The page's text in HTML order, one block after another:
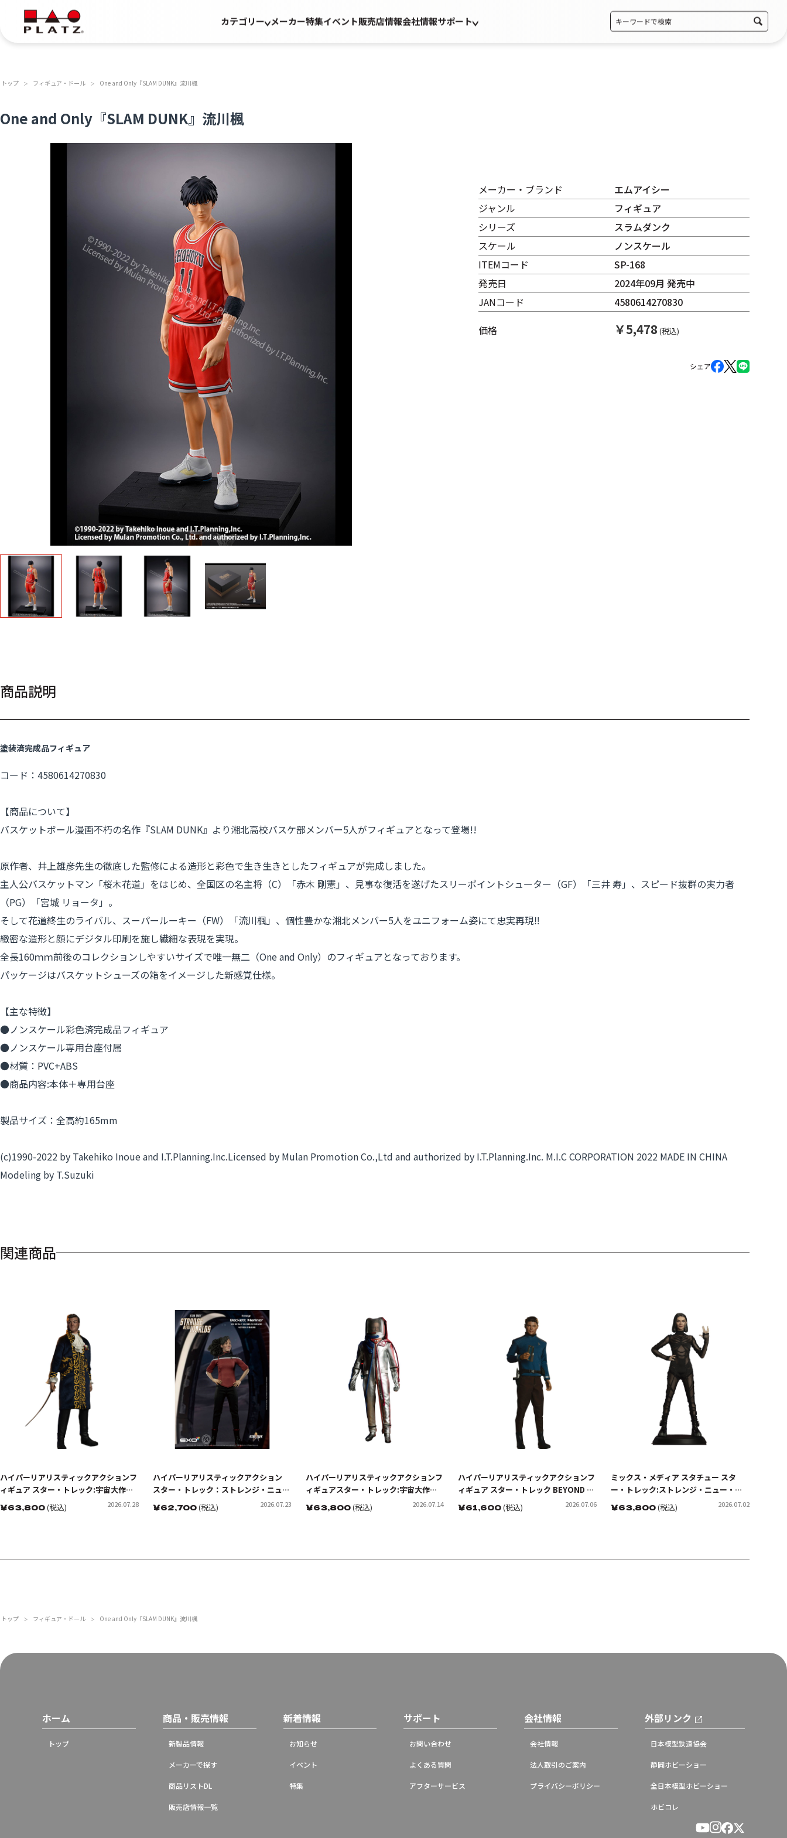
カテゴリー メーカー特集イベント販売店情報会社情報サポート
トップ ＞ フィギュア・ドール ＞ One and Only『SLAM DUNK』流川楓
One and Only『SLAM DUNK』流川楓
メーカー・ブランド
エムアイシー
ジャンル
フィギュア
シリーズ
スラムダンク
スケール
ノンスケール
ITEMコード
SP-168
発売日
2024年09月 発売中
JANコード
4580614270830
価格
￥5,478 (税込)
シェア
商品説明
塗装済完成品フィギュア
コード：4580614270830
【商品について】
バスケットボール漫画不朽の名作『SLAM DUNK』より湘北高校バスケ部メンバー5人がフィギュアとなって登場!!
原作者、井上雄彦先生の徹底した監修による造形と彩色で生き生きとしたフィギュアが完成しました。
主人公バスケットマン「桜木花道」をはじめ、全国区の名主将（C）「赤木 剛憲」、見事な復活を遂げたスリーポイントシューター（GF）「三井 寿」、スピード抜群の実力者
（PG）「宮城 リョータ」。
そして花道終生のライバル、スーパールーキー（FW）「流川楓」、個性豊かな湘北メンバー5人をユニフォーム姿にて忠実再現‼
緻密な造形と顔にデジタル印刷を施し繊細な表現を実現。
全長160ｍｍ前後のコレクションしやすいサイズで唯一無二（One and Only）のフィギュアとなっております。
パッケージはバスケットシューズの箱をイメージした新感覚仕様。
【主な特徴】
●ノンスケール彩色済完成品フィギュア
●ノンスケール専用台座付属
●材質：PVC+ABS
●商品内容:本体＋専用台座
製品サイズ：全高約165mm
(c)1990-2022 by Takehiko Inoue and I.T.Planning.Inc.Licensed by Mulan Promotion Co.,Ltd and authorized by I.T.Planning.Inc. M.I.C CORPORATION 2022 MADE IN CHINA
Modeling by T.Suzuki
関連商品
ハイパーリアリスティックアクションフ
ィギュア スター・トレック:宇宙大作戦
ゴトス星の怪人 トレレイン
￥63,800(税込) 2026.07.28
ハイパーリアリスティックアクション
スター・トレック：ストレンジ・ニュ
ー・ワールド ベケットマリナー少尉
￥62,700(税込) 2026.07.23
ハイパーリアリスティックアクションフ
ィギュアスター・トレック:宇宙大作戦
カーク船長 EVスーツ（宇宙服）
￥63,800(税込) 2026.07.14
ハイパーリアリスティックアクションフ
ィギュア スター・トレック BEYOND ド
クター・レナード・ボーンズ・マッコイ
￥61,600(税込) 2026.07.06
ミックス・メディア スタチュー スタ
ー・トレック:ストレンジ・ニュー・ワ
ールド キャプテン・エンジェル
￥63,800(税込) 2026.07.02
トップ ＞ フィギュア・ドール ＞ One and Only『SLAM DUNK』流川楓
ホーム
トップ
商品・販売情報
新製品情報
メーカーで探す
商品リストDL
販売店情報一覧
新着情報
お知らせ
イベント
特集
サポート
お問い合わせ
よくある質問
アフターサービス
会社情報
会社情報
法人取引のご案内
プライバシーポリシー
外部リンク
日本模型鉄道協会
静岡ホビーショー
全日本模型ホビーショー
ホビコレ